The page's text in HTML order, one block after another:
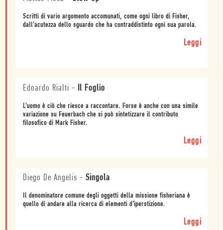
Scritti di vario argomento accomunati, come ogni libro di Fisher,
dall'acutezza dello sguardo che ha contraddistinto ogni sua parola.
Leggi
Edoardo Rialti - Il Foglio
L'uomo è ciò che riesce a raccontare. Forse è anche con una simile
variazione su Feuerbach che si può sintetizzare il contributo
filosofico di Mark Fisher.
Leggi
Diego De Angelis - Singola
Il denominatore comune degli oggetti della missione fisheriana è
quello di andare alla ricerca di elementi d’iperstizione.
Leggi